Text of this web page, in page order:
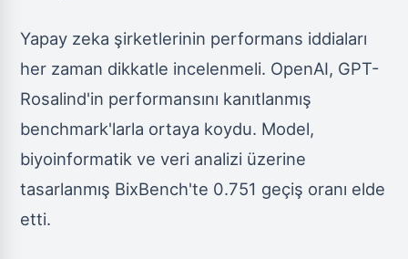
Yapay zeka şirketlerinin performans iddiaları
her zaman dikkatle incelenmeli. OpenAI, GPT-
Rosalind'in performansını kanıtlanmış
benchmark'larla ortaya koydu. Model,
biyoinformatik ve veri analizi üzerine
tasarlanmış BixBench'te 0.751 geçiş oranı elde
etti.